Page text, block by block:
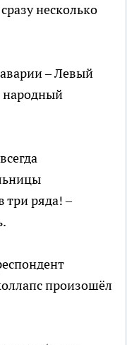
несколько
– Левый
народный
три ряда! –
произошёл